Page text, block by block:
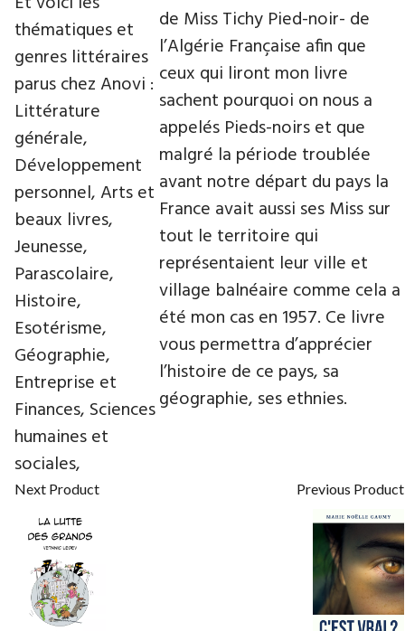
de Miss Tichy Pied-noir- de
l’Algérie Française afin que
ceux qui liront mon livre
sachent pourquoi on nous a
appelés Pieds-noirs et que
malgré la période troublée
avant notre départ du pays la
France avait aussi ses Miss sur
tout le territoire qui
représentaient leur ville et
village balnéaire comme cela a
été mon cas en 1957. Ce livre
vous permettra d’apprécier
l’histoire de ce pays, sa
géographie, ses ethnies.
Next Product Previous Product
thématiques et
genres littéraires
parus chez Anovi :
Littérature
générale,
Développement
personnel, Arts et
beaux livres,
Jeunesse,
Parascolaire,
Histoire,
Esotérisme,
Géographie,
Entreprise et
Finances, Sciences
humaines et
sociales,